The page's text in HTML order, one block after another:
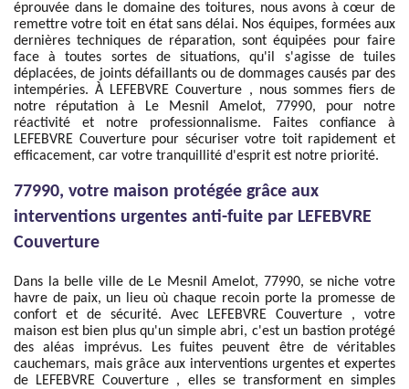
éprouvée dans le domaine des toitures, nous avons à cœur de
remettre votre toit en état sans délai. Nos équipes, formées aux
dernières techniques de réparation, sont équipées pour faire
face à toutes sortes de situations, qu'il s'agisse de tuiles
déplacées, de joints défaillants ou de dommages causés par des
intempéries. À LEFEBVRE Couverture , nous sommes fiers de
notre réputation à Le Mesnil Amelot, 77990, pour notre
réactivité et notre professionnalisme. Faites confiance à
LEFEBVRE Couverture pour sécuriser votre toit rapidement et
efficacement, car votre tranquillité d'esprit est notre priorité.
77990, votre maison protégée grâce aux
interventions urgentes anti-fuite par LEFEBVRE
Couverture
Dans la belle ville de Le Mesnil Amelot, 77990, se niche votre
havre de paix, un lieu où chaque recoin porte la promesse de
confort et de sécurité. Avec LEFEBVRE Couverture , votre
maison est bien plus qu'un simple abri, c'est un bastion protégé
des aléas imprévus. Les fuites peuvent être de véritables
cauchemars, mais grâce aux interventions urgentes et expertes
de LEFEBVRE Couverture , elles se transforment en simples